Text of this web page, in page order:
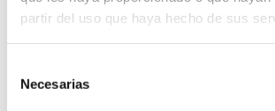
partir del uso que haya hecho de sus
Necesarias
para evaluar el estado clínico general de
elementos interrelacionados: la
circulación y la apariencia. Estos tres